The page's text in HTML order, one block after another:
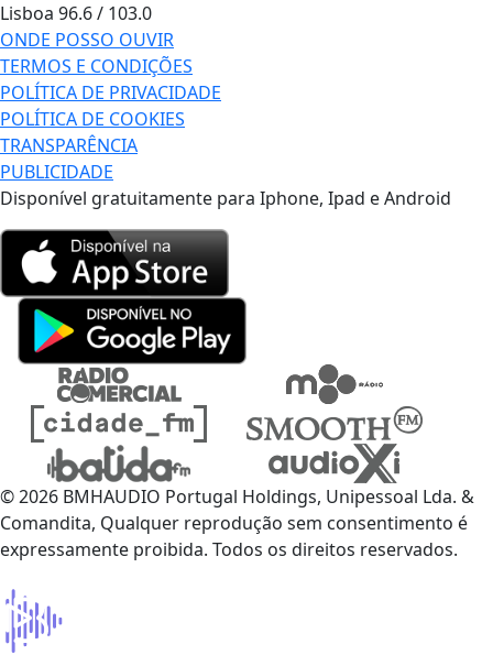
Lisboa 96.6 / 103.0
ONDE POSSO OUVIR
TERMOS E CONDIÇÕES
POLÍTICA DE PRIVACIDADE
POLÍTICA DE COOKIES
TRANSPARÊNCIA
PUBLICIDADE
Disponível gratuitamente para Iphone, Ipad e Android
© 2026 BMHAUDIO Portugal Holdings, Unipessoal Lda. &
Comandita, Qualquer reprodução sem consentimento é
expressamente proibida. Todos os direitos reservados.